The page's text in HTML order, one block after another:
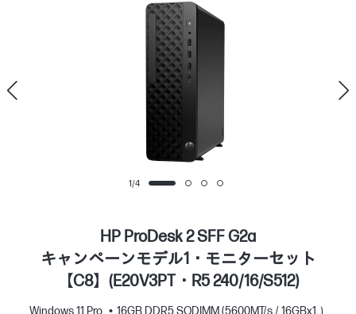
1/4
HP ProDesk 2 SFF G2a
キャンペーンモデル1・モニターセット
【C8】(E20V3PT・R5 240/16/S512)
Windows 11 Pro
16GB DDR5 SODIMM (5600MT/s / 16GBx1）